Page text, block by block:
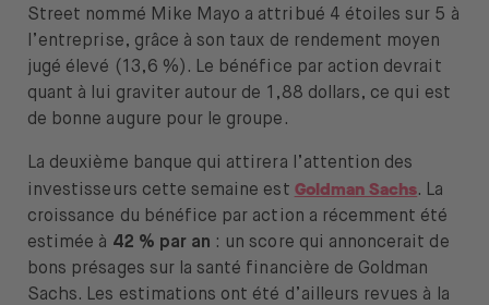
Street nommé Mike Mayo a attribué 4 étoiles sur 5 à
l’entreprise, grâce à son taux de rendement moyen
jugé élevé (13,6 %). Le bénéfice par action devrait
quant à lui graviter autour de 1,88 dollars, ce qui est
de bonne augure pour le groupe.
La deuxième banque qui attirera l’attention des
investisseurs cette semaine est Goldman Sachs. La
croissance du bénéfice par action a récemment été
estimée à 42 % par an : un score qui annoncerait de
bons présages sur la santé financière de Goldman
Sachs. Les estimations ont été d’ailleurs revues à la